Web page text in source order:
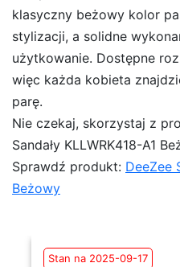
klasyczny beżowy kolor
stylizacji, a solidne
użytkowanie. Dostępne
więc każda kobieta
parę.
Nie czekaj, skorzystaj z
Sandały KLLWRK418-A1
Sprawdź produkt: DeeZee
Beżowy
Stan na 2025-09-17